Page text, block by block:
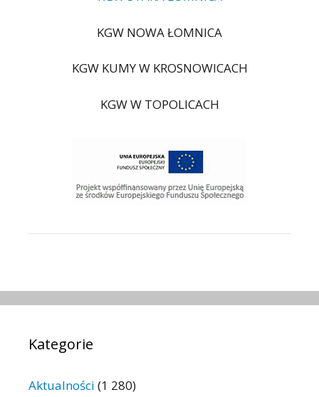
KGW NOWA ŁOMNICA
KGW KUMY W KROSNOWICACH
KGW W TOPOLICACH
Kategorie
Aktualności (1 280)